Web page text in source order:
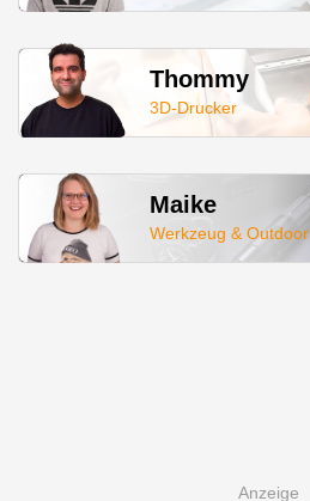
Thommy
3D-Drucker
Maike
Werkzeug & Outdoor